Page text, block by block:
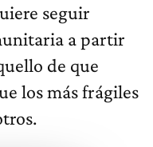
seguir
a partir
de que
los más frágiles